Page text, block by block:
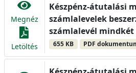
Megnéz
Letöltés
Készpénz-átutalási
számlalevelek
számlalevél
655 KB PDF